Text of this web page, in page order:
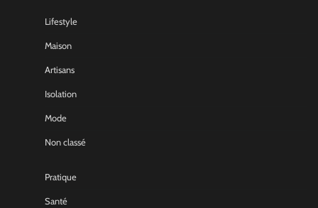
Lifestyle
Maison
Artisans
Isolation
Mode
Non classé
Pratique
Santé